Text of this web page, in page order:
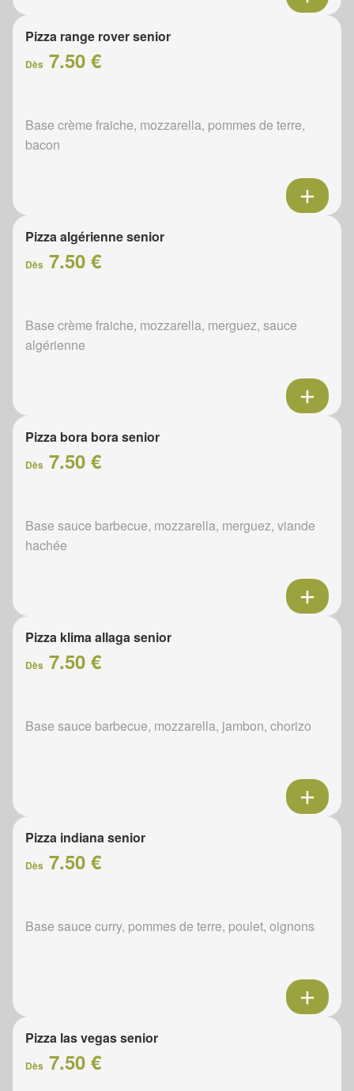
Pizza range rover senior
Dès 7.50 €
Base crème fraiche, mozzarella, pommes de terre,
bacon
Pizza algérienne senior
Dès 7.50 €
Base crème fraiche, mozzarella, merguez, sauce
algérienne
Pizza bora bora senior
Dès 7.50 €
Base sauce barbecue, mozzarella, merguez, viande
hachée
Pizza klima allaga senior
Dès 7.50 €
Base sauce barbecue, mozzarella, jambon, chorizo
Pizza indiana senior
Dès 7.50 €
Base sauce curry, pommes de terre, poulet, oignons
Pizza las vegas senior
Dès 7.50 €